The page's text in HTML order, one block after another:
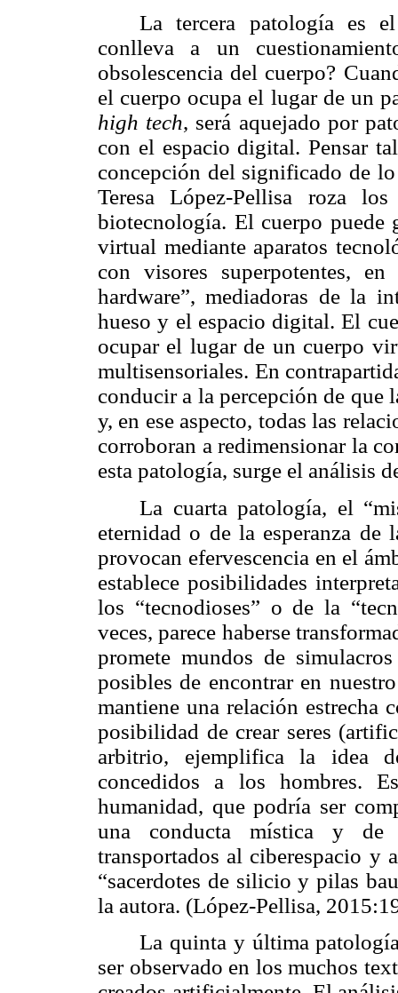
La tercera patología es
conlleva a un
obsolescencia del cuerpo?
el cuerpo ocupa el lugar de un
high tech, será aquejado por
con el espacio digital. Pensar
concepción del significado de
Teresa López-Pellisa roza
biotecnología. El cuerpo puede
virtual mediante aparatos
con visores superpotentes,
hardware”, mediadoras de la
hueso y el espacio digital. El
ocupar el lugar de un cuerpo
multisensoriales. En
conducir a la percepción de que
y, en ese aspecto, todas las
corroboran a redimensionar la
esta patología, surge el análisis
La cuarta patología, el
eternidad o de la esperanza de
provocan efervescencia en el
establece posibilidades
los “tecnodioses” o de la
veces, parece haberse
promete mundos de
posibles de encontrar en
mantiene una relación estrecha
posibilidad de crear seres
arbitrio, ejemplifica la idea
concedidos a los hombres.
humanidad, que podría ser
una conducta mística y de
transportados al ciberespacio y
“sacerdotes de silicio y pilas
la autora. (López-Pellisa,
La quinta y última
ser observado en los muchos